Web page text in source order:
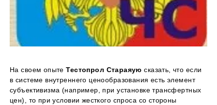
На своем опытеТестопрол Стараяую сказать, что если
в системе внутреннего ценообразования есть элемент
субъективизма (например, при установке трансфертных
цен), то при условии жесткого спроса со стороны